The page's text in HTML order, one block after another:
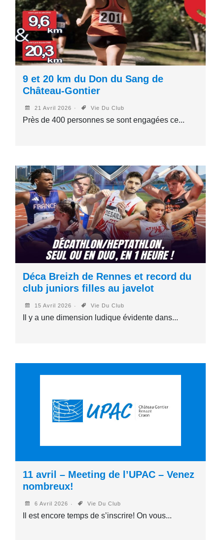
9 et 20 km du Don du Sang de
Château-Gontier
21 Avril 2026 Vie Du Club
Près de 400 personnes se sont engagées ce...
Déca Breizh de Rennes et record du
club juniors filles au javelot
15 Avril 2026 Vie Du Club
Il y a une dimension ludique évidente dans...
11 avril – Meeting de l’UPAC – Venez
nombreux!
6 Avril 2026 Vie Du Club
Il est encore temps de s’inscrire! On vous...